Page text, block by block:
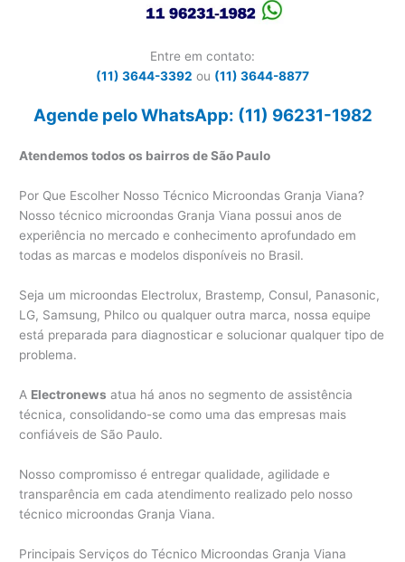
Entre em contato:
(11) 3644-3392 ou (11) 3644-8877
Agende pelo WhatsApp: (11) 96231-1982
Atendemos todos os bairros de São Paulo
Por Que Escolher Nosso Técnico Microondas Granja Viana?
Nosso técnico microondas Granja Viana possui anos de
experiência no mercado e conhecimento aprofundado em
todas as marcas e modelos disponíveis no Brasil.
Seja um microondas Electrolux, Brastemp, Consul, Panasonic,
LG, Samsung, Philco ou qualquer outra marca, nossa equipe
está preparada para diagnosticar e solucionar qualquer tipo de
problema.
A Electronews atua há anos no segmento de assistência
técnica, consolidando-se como uma das empresas mais
confiáveis de São Paulo.
Nosso compromisso é entregar qualidade, agilidade e
transparência em cada atendimento realizado pelo nosso
técnico microondas Granja Viana.
Principais Serviços do Técnico Microondas Granja Viana